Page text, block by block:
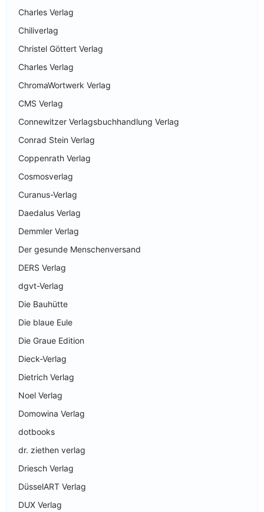
Charles Verlag
Chiliverlag
Christel Göttert Verlag
Charles Verlag
ChromaWortwerk Verlag
CMS Verlag
Connewitzer Verlagsbuchhandlung Verlag
Conrad Stein Verlag
Coppenrath Verlag
Cosmosverlag
Curanus-Verlag
Daedalus Verlag
Demmler Verlag
Der gesunde Menschenversand
DERS Verlag
dgvt-Verlag
Die Bauhütte
Die blaue Eule
Die Graue Edition
Dieck-Verlag
Dietrich Verlag
Noel Verlag
Domowina Verlag
dotbooks
dr. ziethen verlag
Driesch Verlag
DüsselART Verlag
DUX Verlag